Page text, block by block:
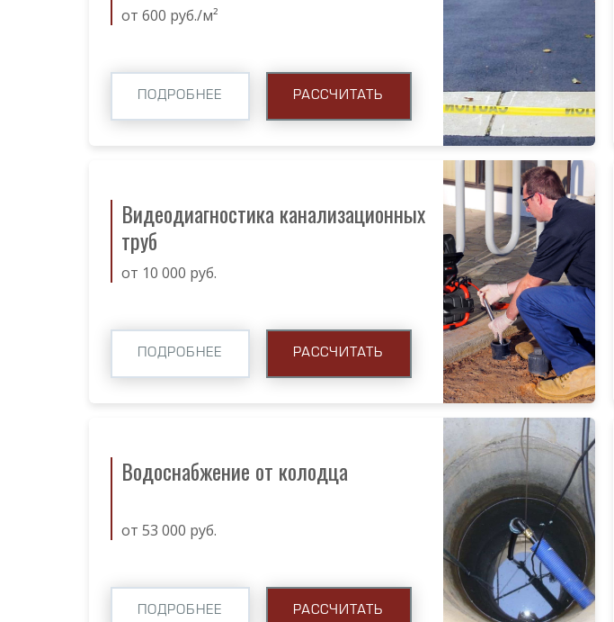
от 600 руб./м²
ПОДРОБНЕЕ РАССЧИТАТЬ
Видеодиагностика канализационных
труб
от 10 000 руб.
ПОДРОБНЕЕ РАССЧИТАТЬ
Водоснабжение от колодца
от 53 000 руб.
ПОДРОБНЕЕ РАССЧИТАТЬ